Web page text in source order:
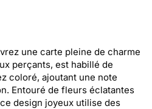
une carte pleine de charme
perçants, est habillé de
coloré, ajoutant une note
Entouré de fleurs éclatantes
design joyeux utilise des